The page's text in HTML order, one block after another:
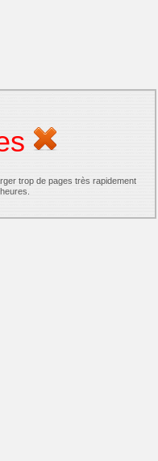
trop de pages très rapidement